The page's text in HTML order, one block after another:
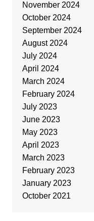
November 2024
October 2024
September 2024
August 2024
July 2024
April 2024
March 2024
February 2024
July 2023
June 2023
May 2023
April 2023
March 2023
February 2023
January 2023
October 2021